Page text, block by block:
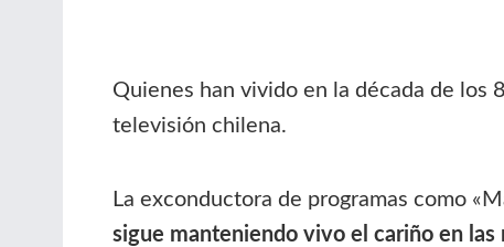
Quienes han vivido en la década de los
televisión chilena.
La exconductora de programas como
sigue manteniendo vivo el cariño en las